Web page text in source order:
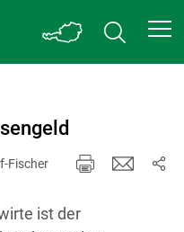
Fischer
ist der